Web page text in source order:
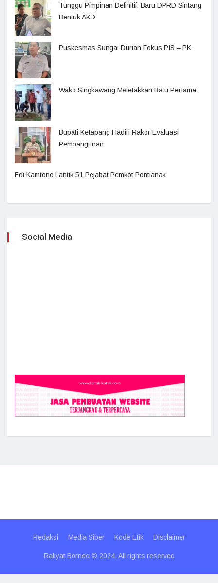
Tunggu Pimpinan Definitif, Baru DPRD Sintang
Bentuk AKD
Puskesmas Sungai Durian Fokus PIS – PK
Wako Singkawang Meletakkan Batu Pertama
Bupati Ketapang Hadiri Rakor Evaluasi
Pembangunan
Edi Kamtono Lantik 51 Pejabat Pemkot Pontianak
Social Media
Redaksi Media Siber Kode Etik Disclaimer
Rakyat Borneo © 2024. All rights reserved